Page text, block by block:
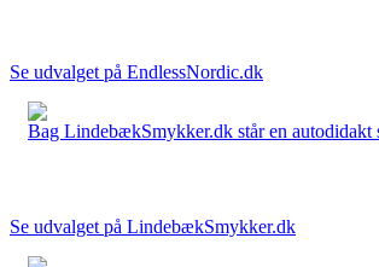
Se udvalget på EndlessNordic.dk
Bag LindebækSmykker.dk står en
Se udvalget på LindebækSmykker.dk